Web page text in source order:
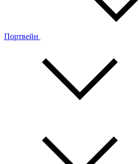
Портвейн